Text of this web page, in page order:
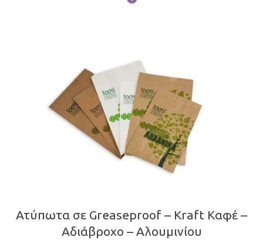
Ατύπωτα σε Greaseproof – Kraft Καφέ –
Αδιάβροχο – Αλουμινίου